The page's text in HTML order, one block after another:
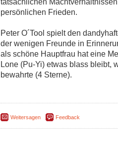
persönlichen Frieden.
Peter O´Tool spielt den
der wenigen Freunde in
als schöne Hauptfrau hat eine
Lone (Pu-Yi) etwas blass bleibt,
bewahrte (4 Sterne).
Weitersagen Feedback